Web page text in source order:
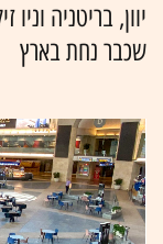
יוון, בריטניה
שכבר נחת בארץ